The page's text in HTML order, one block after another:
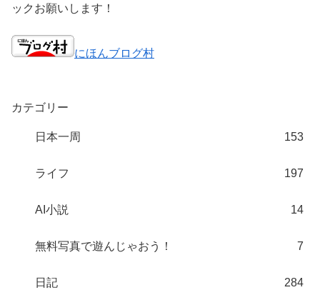
ックお願いします！
にほんブログ村
カテゴリー
日本一周 153
ライフ 197
AI小説 14
無料写真で遊んじゃおう！ 7
日記 284